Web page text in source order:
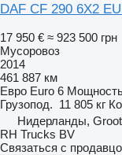
DAF CF 290 6X2
17 950 € ≈ 923 500 грн
Мусоровоз
2014
461 887 км
Евро Euro 6
Грузопод. 11 805 кг
Нидерланды,
RH Trucks BV
Связаться с